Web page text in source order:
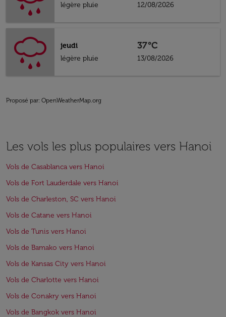
légère pluie
12/08/2026
jeudi
légère pluie
37°C
13/08/2026
Proposé par: OpenWeatherMap.org
Les vols les plus populaires vers Hanoi
Vols de Casablanca vers Hanoi
Vols de Fort Lauderdale vers Hanoi
Vols de Charleston, SC vers Hanoi
Vols de Catane vers Hanoi
Vols de Tunis vers Hanoi
Vols de Bamako vers Hanoi
Vols de Kansas City vers Hanoi
Vols de Charlotte vers Hanoi
Vols de Conakry vers Hanoi
Vols de Bangkok vers Hanoi